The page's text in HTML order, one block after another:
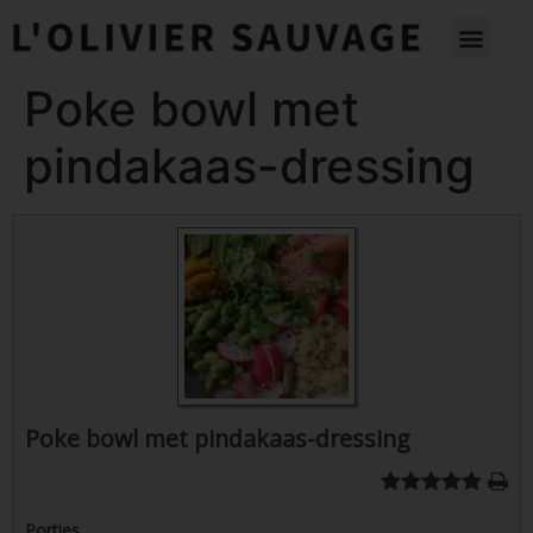
Poke bowl met
pindakaas-dressing
Poke bowl met pindakaas-dressing